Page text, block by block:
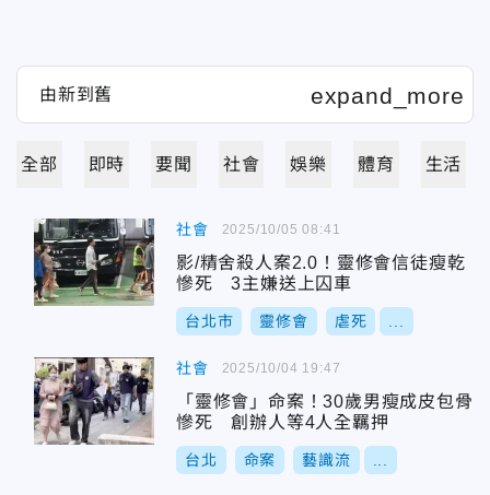
全部 即時 要聞 社會 娛樂 體育 生活
社會
影/精舍殺人案2.0！靈修會信徒瘦乾
慘死 3主嫌送上囚車
台北市 靈修會 虐死
2025/10/05 08:41
社會
「靈修會」命案！30歲男瘦成皮包骨
慘死 創辦人等4人全羈押
台北 命案 藝識流
2025/10/04 19:47